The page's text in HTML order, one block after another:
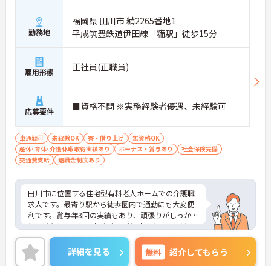
勤務地
福岡県 田川市 糒2265番地1
平成筑豊鉄道伊田線「糒駅」徒歩15分
雇用形態 正社員(正職員)
応募要件 ■資格不問 ※実務経験者優遇、未経験可
車通勤可 未経験OK 寮・借り上げ
無資格OK
産休･育休･介護休暇取得実績あり
ボーナス・賞与あり
社会保険完備
交通費支給
退職金制度あり
田川市に位置する住宅型有料老人ホームでの介護職
求人です。最寄り駅から徒歩圏内で通勤にも大変便
利です。賞与年3回の実績もあり、頑張りがしっかり
とお給与にも反映されます！ご興味のある方には、
面接対策ポイントなど、さらに詳細をお話しいたし
ますのでお気軽にご相談ください！
詳細を見る 無料 紹介してもらう